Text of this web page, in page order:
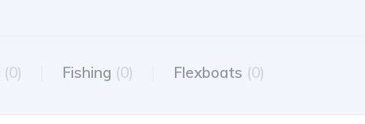
(0) Fishing (0) Flexboats (0)